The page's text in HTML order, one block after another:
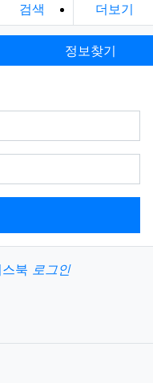
검색 더보기
정보찾기
북 로그인